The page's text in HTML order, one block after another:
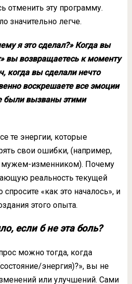
отменить эту программу.
значительно легче.
я это сделал?» Когда вы
вы возвращаетесь к моменту
когда вы сделали нечто
воскрешаете все эмоции
были вызваны этими
те энергии, которые
свои ошибки, (например,
изменником). Почему
реальность текущей
спросите «как это началось», и
этого опыта.
если б не эта боль?
можно тогда, когда
энергия)?», вы не
или улучшений. Сами